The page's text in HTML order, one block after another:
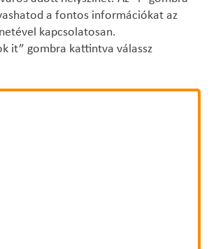
a fontos információkat az
kapcsolatosan.
it” gombra kattintva válassz